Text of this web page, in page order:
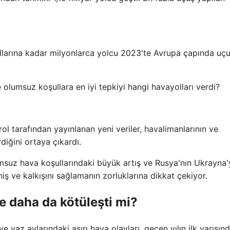
kadar milyonlarca yolcu 2023'te Avrupa çapında
olumsuz koşullara en iyi tepkiyi hangi havayolları verdi?
yayınlanan yeni veriler, havalimanlarının ve
ortaya çıkardı.
hava koşullarındaki büyük artış ve Rusya'nın
ve kalkışını sağlamanın zorluklarına dikkat çekiyor.
daha da kötüleşti mi?